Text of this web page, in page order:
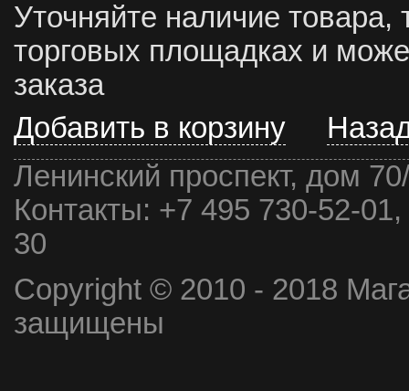
Уточняйте наличие товара,
торговых площадках и
заказа
Добавить в корзину
Ленинский проспект, дом
Контакты: +7 495 730-52-
30
Copyright © 2010 - 2018
защищены